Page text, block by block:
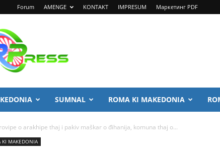
Forum AMENGE KONTAKT IMPRESUM Маркетинг PDF
SUMNAL ROMA KI MAKEDONIA
o arakhipe thaj i pakiv maškar o đihanija, komuna thaj o...
KI MAKEDONIA